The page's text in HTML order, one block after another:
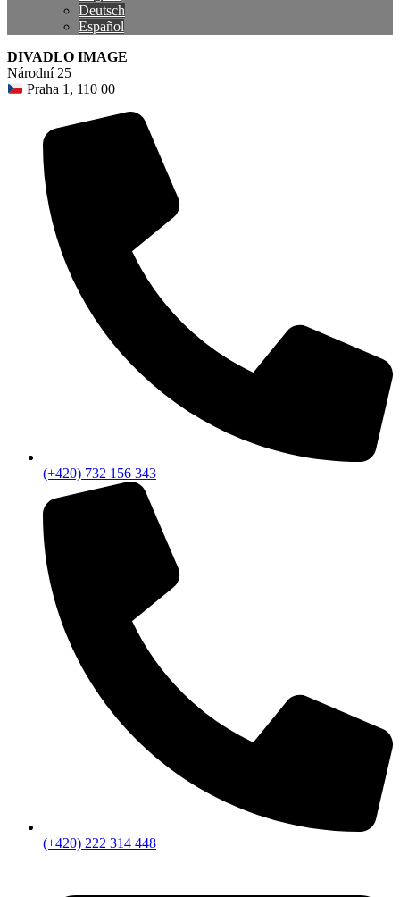
Deutsch
Español
DIVADLO IMAGE
Národní 25
Praha 1, 110 00
(+420) 732 156 343
(+420) 222 314 448